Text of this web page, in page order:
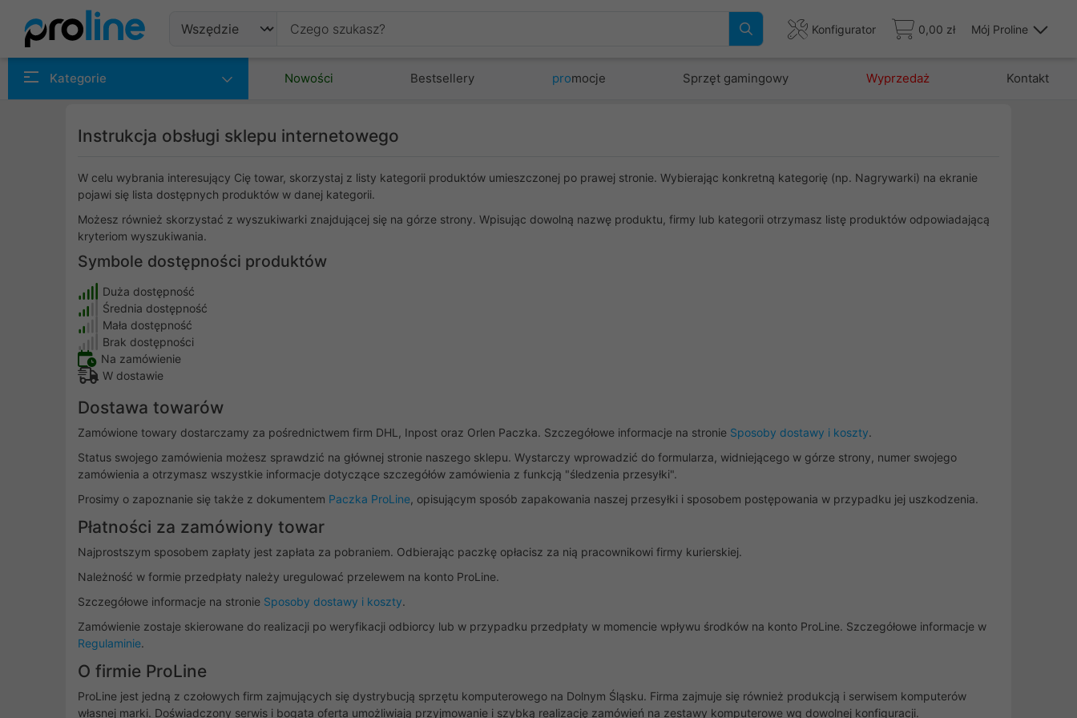
Kategorie
Konfigurator 0,00 zł Mój Proline
Kategorie Nowości Bestsellery promocje Sprzęt gamingowy Wyprzedaż Kontakt
Instrukcja obsługi sklepu internetowego
W celu wybrania interesujący Cię towar, skorzystaj z listy kategorii produktów umieszczonej po prawej stronie. Wybierając konkretną kategorię (np. Nagrywarki) na ekranie
pojawi się lista dostępnych produktów w danej kategorii.
Możesz również skorzystać z wyszukiwarki znajdującej się na górze strony. Wpisując dowolną nazwę produktu, firmy lub kategorii otrzymasz listę produktów odpowiadającą
kryteriom wyszukiwania.
Symbole dostępności produktów
Duża dostępność
Średnia dostępność
Mała dostępność
Brak dostępności
Na zamówienie
W dostawie
Dostawa towarów
Zamówione towary dostarczamy za pośrednictwem firm DHL, Inpost oraz Orlen Paczka. Szczegółowe informacje na stronie Sposoby dostawy i koszty.
Status swojego zamówienia możesz sprawdzić na głównej stronie naszego sklepu. Wystarczy wprowadzić do formularza, widniejącego w górze strony, numer swojego
zamówienia a otrzymasz wszystkie informacje dotyczące szczegółów zamówienia z funkcją "śledzenia przesyłki".
Prosimy o zapoznanie się także z dokumentem Paczka ProLine, opisującym sposób zapakowania naszej przesyłki i sposobem postępowania w przypadku jej uszkodzenia.
Płatności za zamówiony towar
Najprostszym sposobem zapłaty jest zapłata za pobraniem. Odbierając paczkę opłacisz za nią pracownikowi firmy kurierskiej.
Należność w formie przedpłaty należy uregulować przelewem na konto ProLine.
Szczegółowe informacje na stronie Sposoby dostawy i koszty.
Zamówienie zostaje skierowane do realizacji po weryfikacji odbiorcy lub w przypadku przedpłaty w momencie wpływu środków na konto ProLine. Szczegółowe informacje w
Regulaminie.
O firmie ProLine
ProLine jest jedną z czołowych firm zajmujących się dystrybucją sprzętu komputerowego na Dolnym Śląsku. Firma zajmuje się również produkcją i serwisem komputerów
własnej marki. Doświadczony serwis i bogata oferta umożliwiają przyjmowanie i szybką realizację zamówień na zestawy komputerowe wg dowolnej konfiguracji.